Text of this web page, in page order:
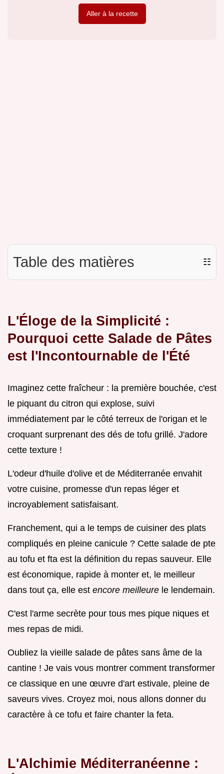
Aller à la recette
Table des matières ☷
L'Éloge de la Simplicité :
Pourquoi cette Salade de Pâtes
est l'Incontournable de l'Été
Imaginez cette fraîcheur : la première bouchée, c'est
le piquant du citron qui explose, suivi
immédiatement par le côté terreux de l'origan et le
croquant surprenant des dés de tofu grillé. J'adore
cette texture !
L'odeur d'huile d'olive et de Méditerranée envahit
votre cuisine, promesse d'un repas léger et
incroyablement satisfaisant.
Franchement, qui a le temps de cuisiner des plats
compliqués en pleine canicule ? Cette salade de pte
au tofu et fta est la définition du repas sauveur. Elle
est économique, rapide à monter et, le meilleur
dans tout ça, elle est encore meilleure le lendemain.
C'est l'arme secrète pour tous mes pique niques et
mes repas de midi.
Oubliez la vieille salade de pâtes sans âme de la
cantine ! Je vais vous montrer comment transformer
ce classique en une œuvre d'art estivale, pleine de
saveurs vives. Croyez moi, nous allons donner du
caractère à ce tofu et faire chanter la feta.
L'Alchimie Méditerranéenne :